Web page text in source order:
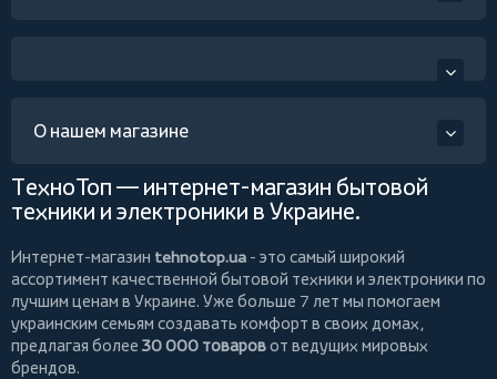
О нашем магазине
ТехноТоп — интернет-магазин бытовой
техники и электроники в Украине.
Интернет-магазин tehnotop.ua - это самый широкий
ассортимент качественной бытовой техники и электроники по
лучшим ценам в Украине. Уже больше 7 лет мы помогаем
украинским семьям создавать комфорт в своих домах,
предлагая более 30 000 товаровот ведущих мировых
брендов.